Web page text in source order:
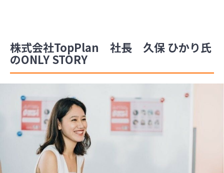
株式会社TopPlan 社長 久保 ひかり氏
のONLY STORY